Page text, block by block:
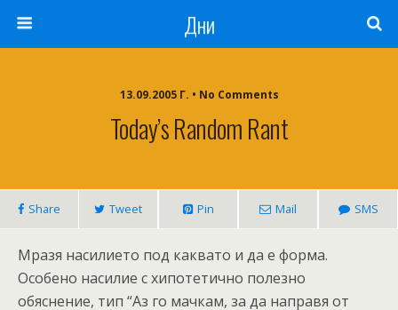
Дни
13.09.2005 Г. • No Comments
Today’s Random Rant
Share Tweet Pin Mail SMS
Мразя насилието под каквато и да е форма.
Особено насилие с хипотетично полезно
обяснение, тип “Аз го мачкам, за да направя от